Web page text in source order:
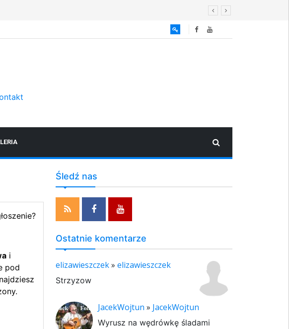
i
pod
Śledź nas
Ostatnie komentarze
elizawieszczek» elizawieszczek
Strzyzow
JacekWojtun » JacekWojtun
Wyrusz na wędrówkę śladami